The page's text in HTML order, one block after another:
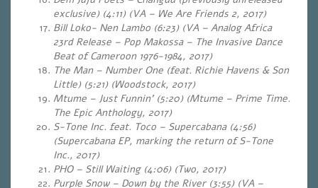
exclusive) (4:11) (VA – We Are Friends 2, 2017)
Bill Loko- Nen Lambo (6:23) (VA – Analog Africa
23rd Release – Pop Makossa – The Invasive Dance
Beat of Cameroon 1976-1984, 2017)
The Man – Number One (feat. Richie Havens & Son
Little) (5:21) (Woodstock, 2017)
Mtume – Just Funnin’ (5:20) (Mtume – Prime Time.
The Epic Anthology, 2017)
S-Tone Inc. feat. Toco – Supercabana (4:56)
(Supercabana EP, marking the return of S-Tone
Inc., 2017)
PHO – Still Waiting (4:06) (Two, 2017)
Purple Snow – Down by the River (3:55) (VA –